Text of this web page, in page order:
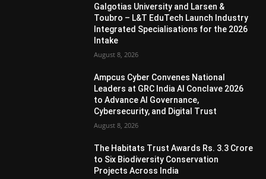
Galgotias University and Larsen &
Toubro – L&T EduTech Launch Industry
Integrated Specialisations for the 2026
Intake
August 8, 2026
Ampcus Cyber Convenes National
Leaders at GRC India AI Conclave 2026
to Advance AI Governance,
Cybersecurity, and Digital Trust
August 8, 2026
The Habitats Trust Awards Rs. 3.3 Crore
to Six Biodiversity Conservation
Projects Across India